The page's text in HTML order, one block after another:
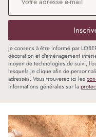
Je consens à être informé par
décoration et d'aménagement
moyen de technologies de suivi,
lesquels je clique afin de
adressés. Vous trouverez ici les
informations générales sur la